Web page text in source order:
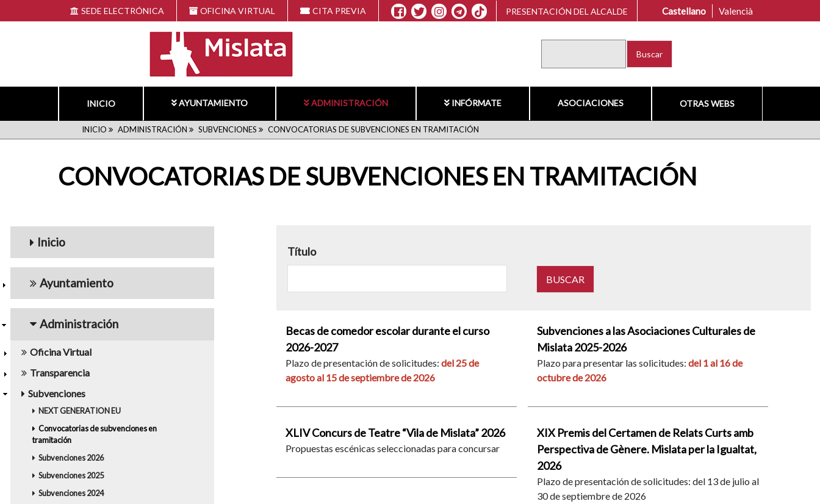
al
SEDE ELECTRÓNICA OFICINA VIRTUAL CITA PREVIA PRESENTACIÓN DEL ALCALDE Castellano Valencià
INICIO AYUNTAMIENTO ADMINISTRACIÓN INFÓRMATE ASOCIACIONES OTRAS WEBS
RUTA
DE
INICIO ADMINISTRACIÓN SUBVENCIONES CONVOCATORIAS DE SUBVENCIONES EN TRAMITACIÓN
CONVOCATORIAS DE SUBVENCIONES EN TRAMITACIÓN
navigation1
Inicio
Ayuntamiento
Administración
Oficina Virtual
Transparencia
Subvenciones
NEXT GENERATION EU
Convocatorias de subvenciones en
tramitación
Subvenciones 2026
Subvenciones 2025
Subvenciones 2024
Título
Becas de comedor escolar durante el curso
2026-2027
Plazo de presentación de solicitudes:del 25 de
agosto al 15 de septiembre de 2026
Subvenciones a las Asociaciones Culturales de
Mislata 2025-2026
Plazo para presentar las solicitudes: del 1 al 16 de
octubre de 2026
XLIV Concurs de Teatre “Vila de Mislata” 2026
Propuestas escénicas seleccionadas para concursar
XIX Premis del Certamen de Relats Curts amb
Perspectiva de Gènere. Mislata per la Igualtat,
2026
Plazo de presentación de solicitudes: del 13 de julio al
30 de septiembre de 2026